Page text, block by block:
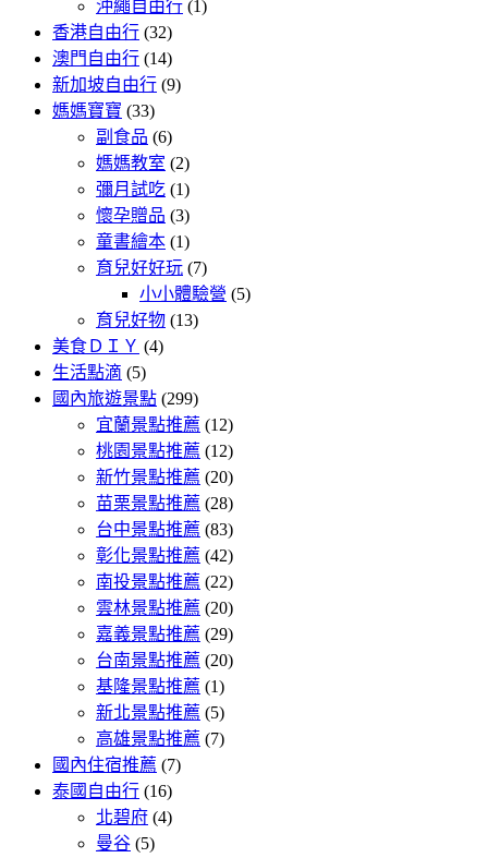
沖繩自由行 (1)
香港自由行 (32)
澳門自由行 (14)
新加坡自由行 (9)
媽媽寶寶 (33)
副食品 (6)
媽媽教室 (2)
彌月試吃 (1)
懷孕贈品 (3)
童書繪本 (1)
育兒好好玩 (7)
小小體驗營 (5)
育兒好物 (13)
美食ＤＩＹ (4)
生活點滴 (5)
國內旅遊景點 (299)
宜蘭景點推薦 (12)
桃園景點推薦 (12)
新竹景點推薦 (20)
苗栗景點推薦 (28)
台中景點推薦 (83)
彰化景點推薦 (42)
南投景點推薦 (22)
雲林景點推薦 (20)
嘉義景點推薦 (29)
台南景點推薦 (20)
基隆景點推薦 (1)
新北景點推薦 (5)
高雄景點推薦 (7)
國內住宿推薦 (7)
泰國自由行 (16)
北碧府 (4)
曼谷 (5)